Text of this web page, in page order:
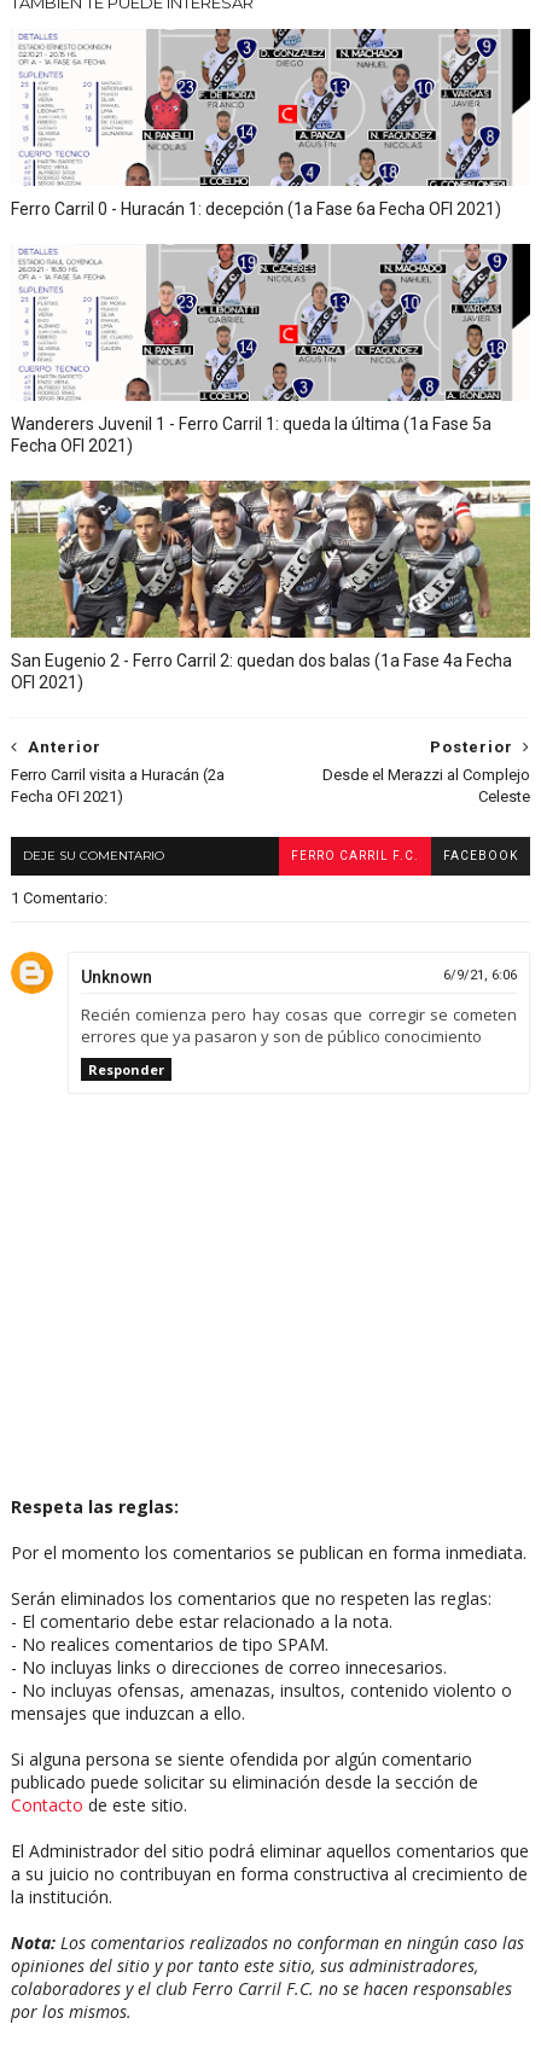
Ferro Carril 0 - Huracán 1: decepción (1a Fase 6a Fecha OFI 2021)
Wanderers Juvenil 1 - Ferro Carril 1: queda la última (1a Fase 5a
Fecha OFI 2021)
San Eugenio 2 - Ferro Carril 2: quedan dos balas (1a Fase 4a Fecha
OFI 2021)
Posterior
Desde el Merazzi al Complejo
Celeste
Anterior
Ferro Carril visita a Huracán (2a
Fecha OFI 2021)
DEJE SU COMENTARIO FERRO CARRIL F.C. FACEBOOK
1 Comentario:
Unknown 6/9/21, 6:06
Recién comienza pero hay cosas que corregir se cometen
errores que ya pasaron y son de público conocimiento
Responder
Respeta las reglas:
Por el momento los comentarios se publican en forma inmediata.
Serán eliminados los comentarios que no respeten las reglas:
- El comentario debe estar relacionado a la nota.
- No realices comentarios de tipo SPAM.
- No incluyas links o direcciones de correo innecesarios.
- No incluyas ofensas, amenazas, insultos, contenido violento o
mensajes que induzcan a ello.
Si alguna persona se siente ofendida por algún comentario
publicado puede solicitar su eliminación desde la sección de
Contacto de este sitio.
El Administrador del sitio podrá eliminar aquellos comentarios que
a su juicio no contribuyan en forma constructiva al crecimiento de
la institución.
Nota:Los comentarios realizados no conforman en ningún caso las
opiniones del sitio y por tanto este sitio, sus administradores,
colaboradores y el club Ferro Carril F.C. no se hacen responsables
por los mismos.